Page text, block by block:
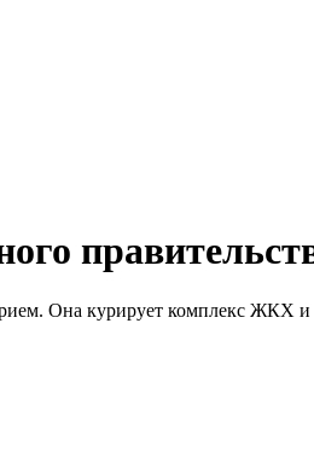
Она курирует комплекс ЖКХ